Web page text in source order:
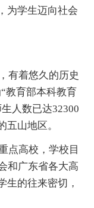
为学生迈向社会
着悠久的历史
教育部本科教育
人数已达32300
五山地区。
高校，学校目
和广东省各大高
生的往来密切，